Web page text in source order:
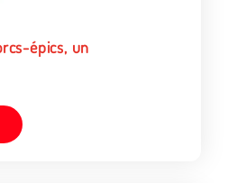
épics, un